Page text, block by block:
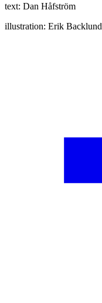
text: Dan Håfström
illustration: Erik Backlund